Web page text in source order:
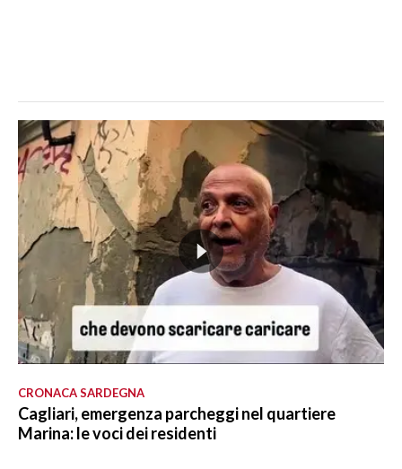
CRONACA SARDEGNA
Cagliari, emergenza parcheggi nel quartiere
Marina: le voci dei residenti